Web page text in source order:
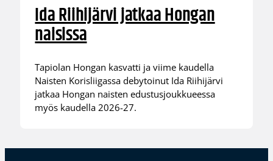
Ida Riihijärvi jatkaa Hongan
naisissa
Tapiolan Hongan kasvatti ja viime kaudella
Naisten Korisliigassa debytoinut Ida Riihijärvi
jatkaa Hongan naisten edustusjoukkueessa
myös kaudella 2026-27.